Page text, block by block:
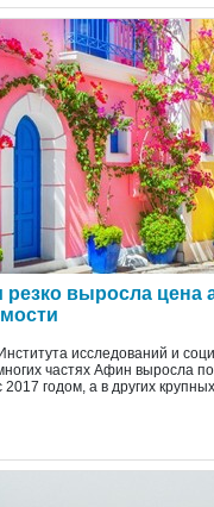
резко выросла цена
исследований и
частях Афин выросла
годом, а в других